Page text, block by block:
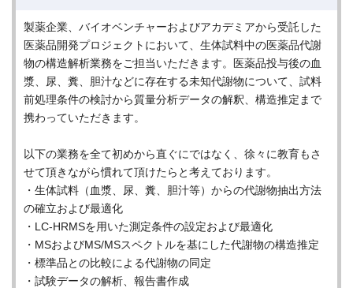
製薬企業、バイオベンチャーおよびアカデミアから受託した
医薬品開発プロジェクトにおいて、生体試料中の医薬品代謝
物の構造解析業務をご担当いただきます。医薬品投与後の血
漿、尿、糞、胆汁などに存在する未知代謝物について、試料
前処理条件の検討から質量分析データの解釈、構造推定まで
携わっていただきます。
以下の業務を全て初めから直ぐにではなく、徐々に教育もさ
せて頂きながら慣れて頂けたらと考えております。
・生体試料（血漿、尿、糞、胆汁等）からの代謝物抽出方法
の確立および最適化
・LC-HRMSを用いた測定条件の設定および最適化
・MSおよびMS/MSスペクトルを基にした代謝物の構造推定
・標準品との比較による代謝物の同定
・試験データの解析、報告書作成